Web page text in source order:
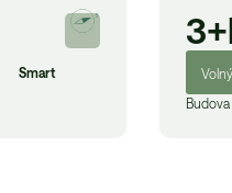
Smart
Volný
Budova